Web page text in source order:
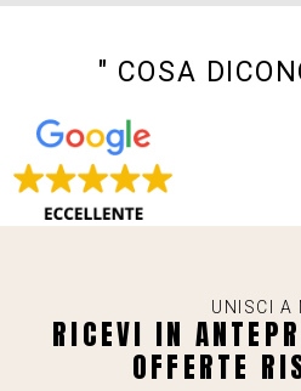
" COSA
UNISCI A
RICEVI IN
OFFERTE